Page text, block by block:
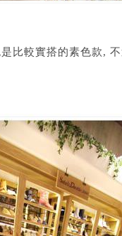
比較實搭的素色款,